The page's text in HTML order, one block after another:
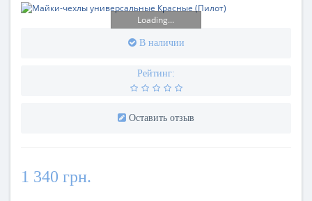
Loading...
В наличии
Рейтинг:
Оставить отзыв
1 340 грн.